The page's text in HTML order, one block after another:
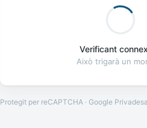
Verificant
Això trigarà un
Protegit per reCAPTCHA · Google Privadesa